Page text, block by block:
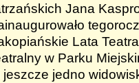
Jana
Lata
w Parku
jedno